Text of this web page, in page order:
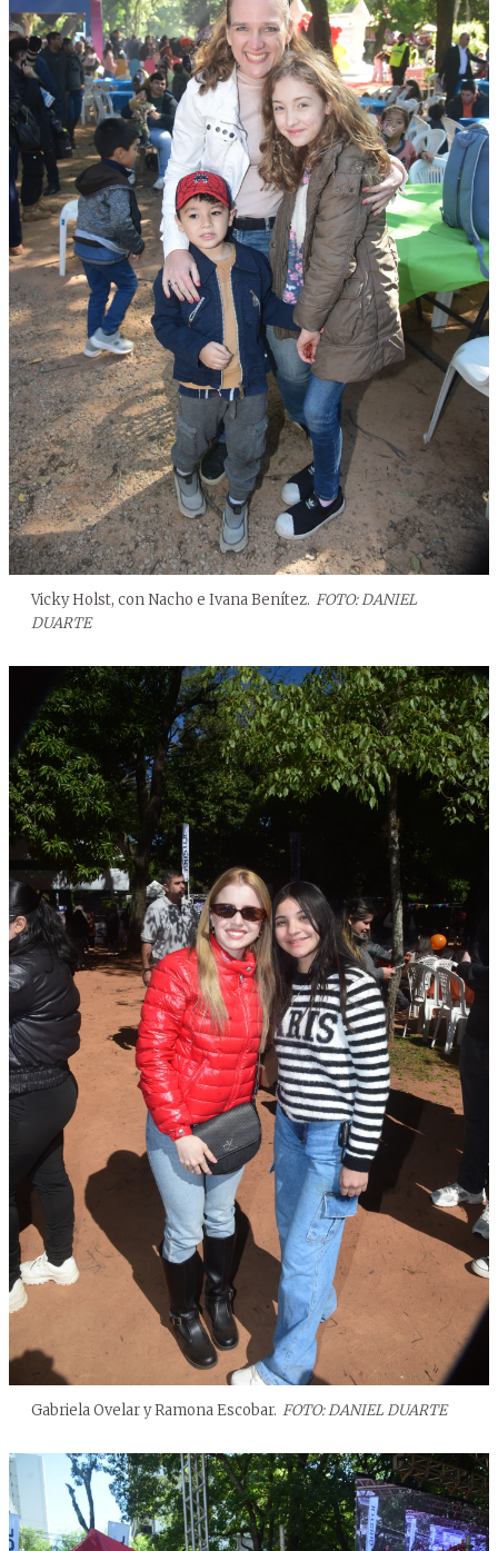
Vicky Holst, con Nacho e Ivana Benítez. FOTO: DANIEL
DUARTE
Gabriela Ovelar y Ramona Escobar. FOTO: DANIEL DUARTE